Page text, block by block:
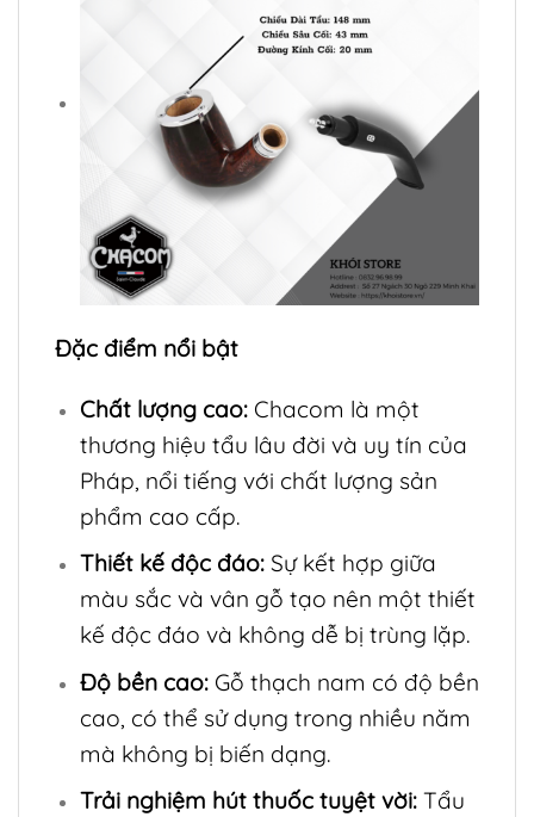
Đặc điểm nổi bật
Chất lượng cao:Chacom là một
thương hiệu tẩu lâu đời và uy tín của
Pháp, nổi tiếng với chất lượng sản
phẩm cao cấp.
Thiết kế độc đáo:Sự kết hợp giữa
màu sắc và vân gỗ tạo nên một thiết
kế độc đáo và không dễ bị trùng lặp.
Độ bền cao:Gỗ thạch nam có độ bền
cao, có thể sử dụng trong nhiều năm
mà không bị biến dạng.
Trải nghiệm hút thuốc tuyệt vời:Tẩu